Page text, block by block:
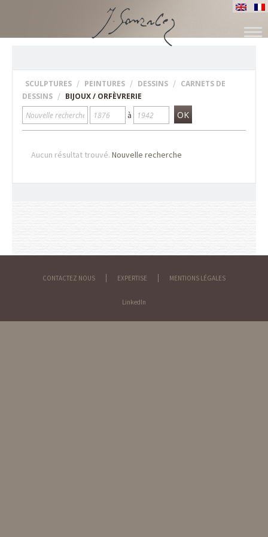
CONTENU
SCULPTURES / PEINTURES / DESSINS / CARNETS DE
DESSINS / BIJOUX / ORFÈVRERIE
à OK
Aucun résultat trouvé. Nouvelle recherche
CONTACTEZ NOUS EXPERTISE MENTIONS LÉGALES
LinkedIn